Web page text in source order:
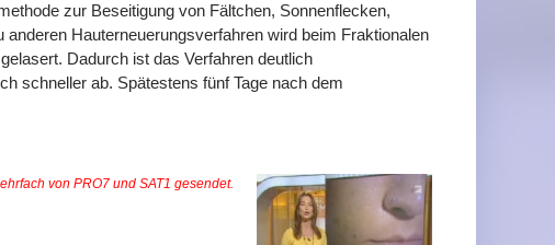
zur Beseitigung von Fältchen, Sonnenflecken,
Hauterneuerungsverfahren wird beim Fraktionalen
Dadurch ist das Verfahren deutlich
schneller ab. Spätestens fünf Tage nach dem
von PRO7 und SAT1 gesendet.